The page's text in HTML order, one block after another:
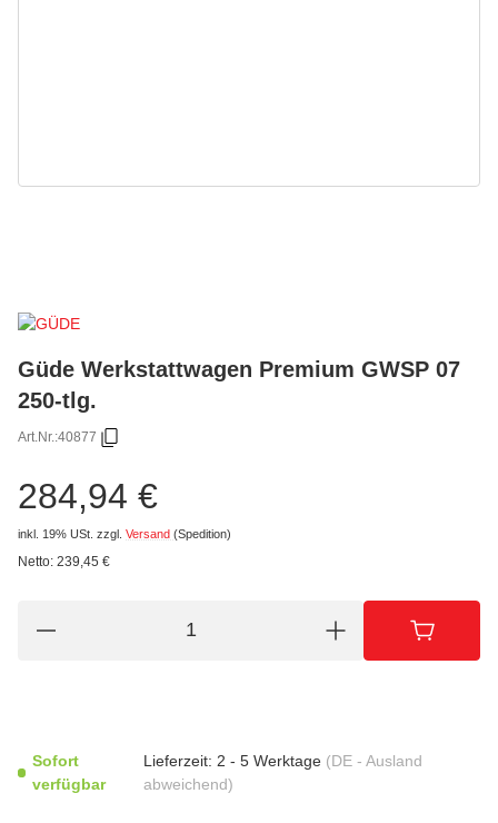
Güde Werkstattwagen Premium GWSP 07
250-tlg.
Art.Nr.:40877
284,94 €
inkl. 19% USt. zzgl. Versand (Spedition)
Netto: 239,45 €
Sofort
verfügbar
Lieferzeit: 2 - 5 Werktage (DE - Ausland
abweichend)